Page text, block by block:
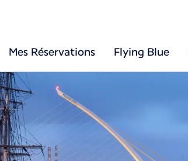
Mes Réservations Flying Blue